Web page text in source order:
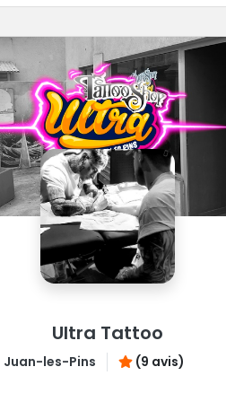
tester ? 😉"
Ultra Tattoo
Juan-les-Pins (9 avis)